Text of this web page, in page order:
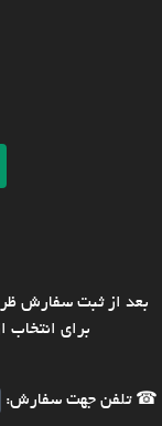
بعد از ثبت سفارش
برای انتخاب
☎ تلفن جهت سفارش: